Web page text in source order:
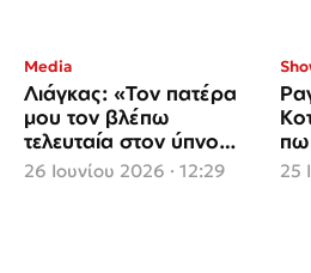
Media
Λιάγκας: «Τον πατέρα
μου τον βλέπω
τελευταία στον ύπνο
μου, μάλλον θέλει να με
26 Ιουνίου 2026 · 12:29
πω
25